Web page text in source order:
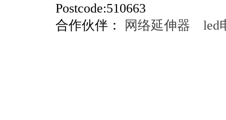
Postcode:510663
合作伙伴：
网络延伸器 led